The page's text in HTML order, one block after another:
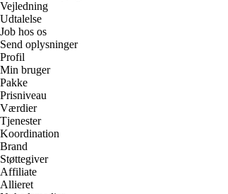
Vejledning
Udtalelse
Job hos os
Send oplysninger
Profil
Min bruger
Pakke
Prisniveau
Værdier
Tjenester
Koordination
Brand
Støttegiver
Affiliate
Allieret